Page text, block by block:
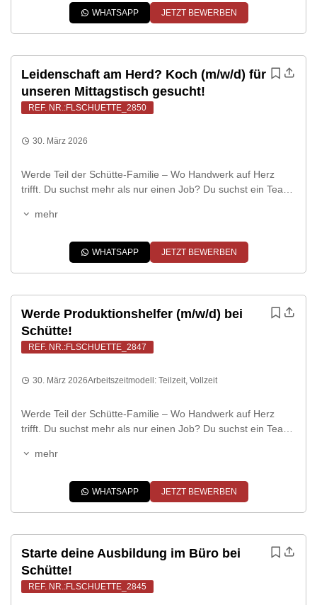
noch geschätzt wird? Dann bist du bei uns genau richtig. Die
Metzgerei Schütte ist in Gescher tief verwurzelt. Bei […]
WHATSAPP JETZT BEWERBEN
Leidenschaft am Herd? Koch (m/w/d) für
unseren Mittagstisch gesucht!
REF. NR.:FLSCHUETTE_2850
Werde Teil der Schütte-Familie – Wo Handwerk auf Herz
trifft. Du suchst mehr als nur einen Job? Du suchst ein Team,
Handwerk noch geschätzt wird? Dann bist du bei uns genau
Bei uns arbeitest du nicht für einen […]
mehr
30. März 2026
WHATSAPP JETZT BEWERBEN
Werde Produktionshelfer (m/w/d) bei
Schütte!
REF. NR.:FLSCHUETTE_2847
Werde Teil der Schütte-Familie – Wo Handwerk auf Herz
trifft. Du suchst mehr als nur einen Job? Du suchst ein Team,
Handwerk noch geschätzt wird? Dann bist du bei uns genau
Bei uns arbeitest du nicht für einen […]
mehr
30. März 2026Arbeitszeitmodell: Teilzeit, Vollzeit
WHATSAPP JETZT BEWERBEN
Starte deine Ausbildung im Büro bei
Schütte!
REF. NR.:FLSCHUETTE_2845